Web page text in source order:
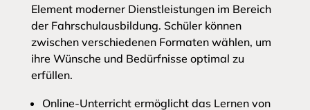
Element moderner Dienstleistungen im Bereich
der Fahrschulausbildung. Schüler können
zwischen verschiedenen Formaten wählen, um
ihre Wünsche und Bedürfnisse optimal zu
erfüllen.
Online-Unterricht ermöglicht das Lernen von